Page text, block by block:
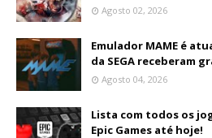
Agosto 02, 2026
Emulador MAME é
da SEGA receberam
Agosto 04, 2026
Lista com todos os
Epic Games até hoje!